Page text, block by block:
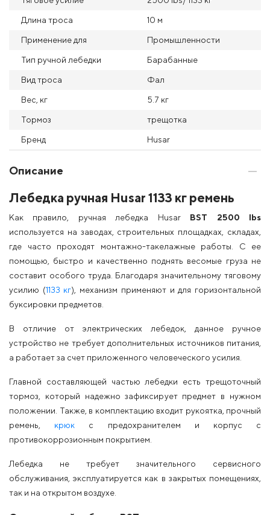
Длина троса 10 м
Применение для Промышленности
Тип ручной лебедки Барабанные
Вид троса Фал
Вес, кг 5.7 кг
Тормоз трещотка
Бренд Husar
Описание
Лебедка ручная Husar 1133 кг ремень
Как правило, ручная лебедка Husar BST 2500 lbs
используется на заводах, строительных площадках, складах,
где часто проходят монтажно-такелажные работы. С ее
помощью, быстро и качественно поднять весомые груза не
составит особого труда. Благодаря значительному тяговому
усилию (1133 кг), механизм применяют и для горизонтальной
буксировки предметов.
В отличие от электрических лебедок, данное ручное
устройство не требует дополнительных источников питания,
а работает за счет приложенного человеческого усилия.
Главной составляющей частью лебедки есть трещоточный
тормоз, который надежно зафиксирует предмет в нужном
положении. Также, в комплектацию входит рукоятка, прочный
ремень, крюк с предохранителем и корпус с
противокоррозионным покрытием.
Лебедка не требует значительного сервисного
обслуживания, эксплуатируется как в закрытых помещениях,
так и на открытом воздухе.